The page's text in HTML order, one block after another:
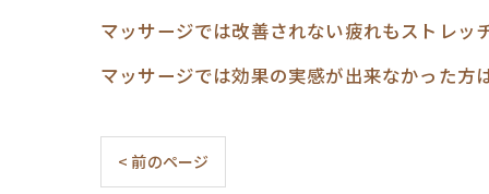
マッサージでは改善されない疲れもストレッ
マッサージでは効果の実感が出来なかった方
< 前のページ